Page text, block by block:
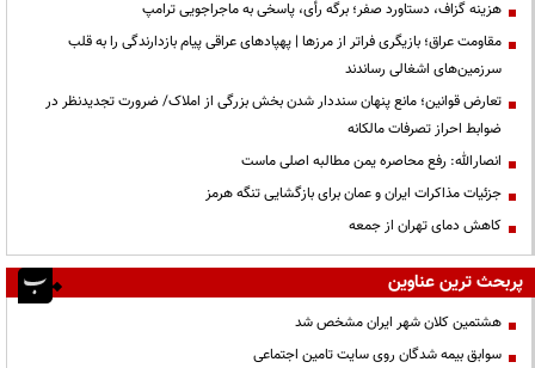
هزینه گزاف، دستاورد صفر؛ برگه رأی، پاسخی به ماجراجویی ترامپ
مقاومت عراق؛ بازیگری فراتر از مرزها | پهپادهای عراقی پیام بازدارندگی را به قلب
سرزمین‌های اشغالی رساندند
تعارض قوانین؛ مانع پنهان سنددار شدن بخش بزرگی از املاک/ ضرورت تجدیدنظر در
ضوابط احراز تصرفات مالکانه
انصارالله: رفع محاصره یمن مطالبه اصلی ماست
جزئیات مذاکرات ایران و عمان برای بازگشایی تنگه هرمز
کاهش دمای تهران از جمعه
پربحث ترین عناوین
هشتمین کلان شهر ایران مشخص شد
سوابق بیمه شدگان روی سایت تامین اجتماعی